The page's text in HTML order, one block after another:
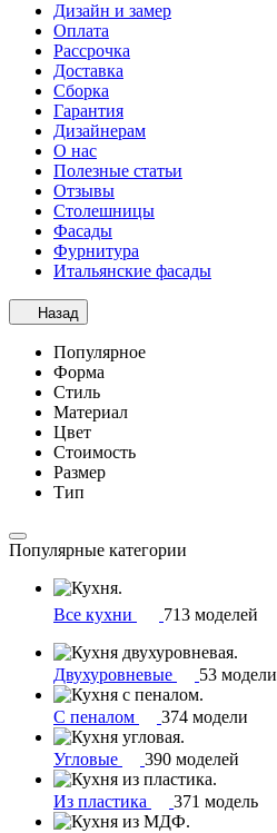
Дизайн и замер
Оплата
Рассрочка
Доставка
Сборка
Гарантия
Дизайнерам
О нас
Полезные статьи
Отзывы
Столешницы
Фасады
Фурнитура
Итальянские фасады
Назад
Популярное
Форма
Стиль
Материал
Цвет
Стоимость
Размер
Тип
Популярные категории
Все кухни 713 моделей
Двухуровневые 53 модели
С пеналом 374 модели
Угловые 390 моделей
Из пластика 371 модель